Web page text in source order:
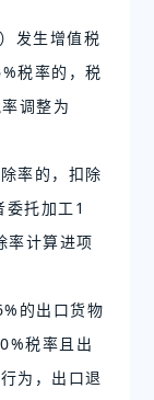
发生增值税
税率的，税
调整为
率的，扣除
托加工1
率计算进项
的出口货物
税率且出
为，出口退